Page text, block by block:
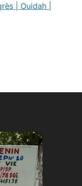
| Ouidah |